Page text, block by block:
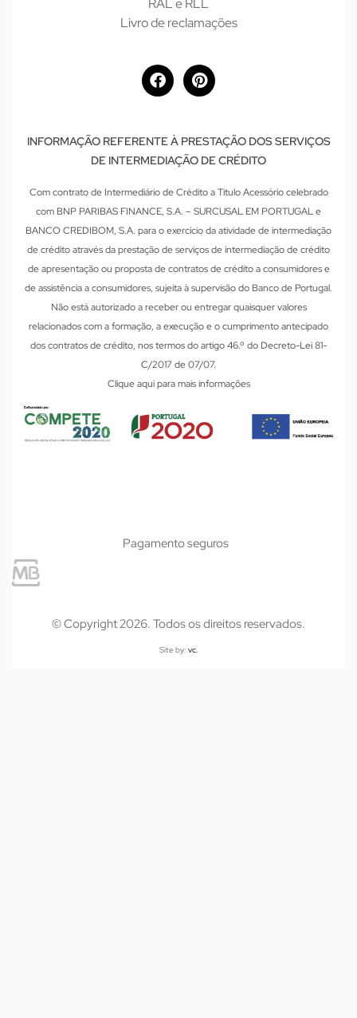
Livro de reclamações
INFORMAÇÃO REFERENTE À PRESTAÇÃO DOS SERVIÇOS
DE INTERMEDIAÇÃO DE CRÉDITO
Com contrato de Intermediário de Crédito a Titulo Acessório celebrado
com BNP PARIBAS FINANCE, S.A. – SURCUSAL EM PORTUGAL e
BANCO CREDIBOM, S.A. para o exercício da atividade de intermediação
de crédito através da prestação de serviços de intermediação de crédito
de apresentação ou proposta de contratos de crédito a consumidores e
de assistência a consumidores, sujeita à supervisão do Banco de Portugal.
Não está autorizado a receber ou entregar quaisquer valores
relacionados com a formação, a execução e o cumprimento antecipado
dos contratos de crédito, nos termos do artigo 46.º do Decreto-Lei 81-
C/2017 de 07/07.
Clique aqui para mais informações
© Copyright 2026. Todos os direitos reservados.
Site by: vc.
Pagamento seguros